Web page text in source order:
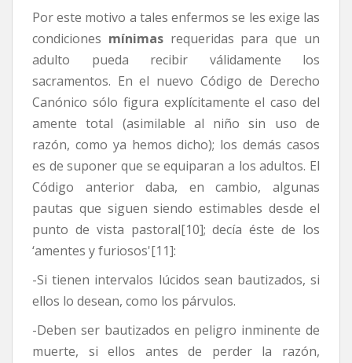
Por este motivo a tales enfermos se les exige las
condiciones mínimasrequeridas para que un
adulto pueda recibir válidamente los
sacramentos. En el nuevo Código de Derecho
Canónico sólo figura explícitamente el caso del
amente total (asimilable al niño sin uso de
razón, como ya hemos dicho); los demás casos
es de suponer que se equiparan a los adultos. El
Código anterior daba, en cambio, algunas
pautas que siguen siendo estimables desde el
punto de vista pastoral[10]; decía éste de los
‘amentes y furiosos'[11]:
-Si tienen intervalos lúcidos sean bautizados, si
ellos lo desean, como los párvulos.
-Deben ser bautizados en peligro inminente de
muerte, si ellos antes de perder la razón,